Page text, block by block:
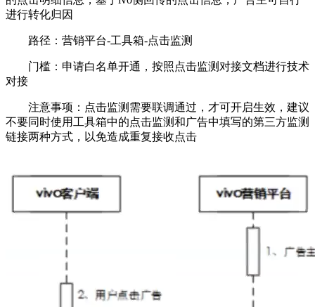
进行转化归因
路径：营销平台-工具箱-点击监测
门槛：申请白名单开通，按照点击监测对接文档进行技术
对接
注意事项：点击监测需要联调通过，才可开启生效，建议
不要同时使用工具箱中的点击监测和广告中填写的第三方监测
链接两种方式，以免造成重复接收点击